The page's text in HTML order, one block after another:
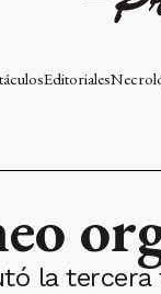
Editoriales
la